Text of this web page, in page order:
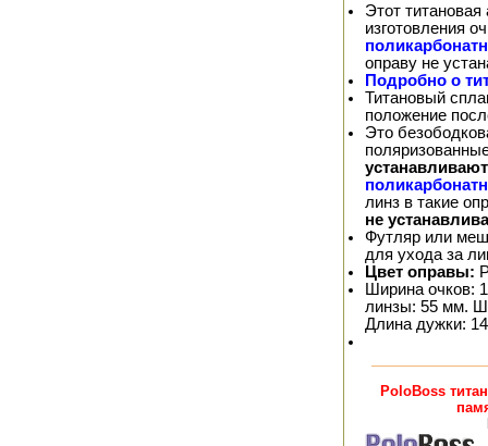
Этот
изготовления
оправу не
Подробно о
Титановый
положение
Это
линз в такие
не
Футляр или
для ухода за
Цвет оправы:
Ширина очков:
линзы: 55 мм.
Длина дужки:
PoloBoss